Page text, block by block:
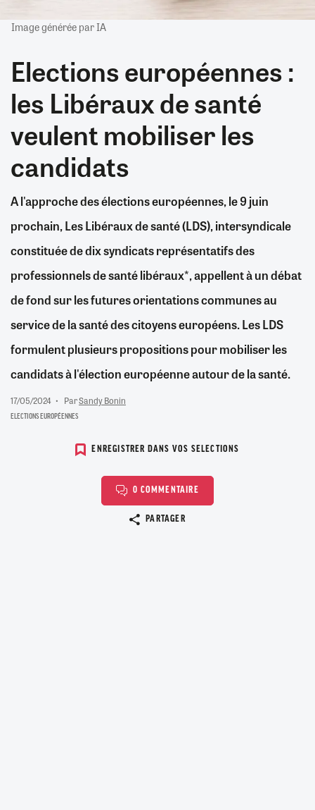
Image générée par IA
Elections européennes :
les Libéraux de santé
veulent mobiliser les
candidats
A l'approche des élections européennes, le 9 juin
prochain, Les Libéraux de santé (LDS), intersyndicale
constituée de dix syndicats représentatifs des
professionnels de santé libéraux*, appellent à un débat
de fond sur les futures orientations communes au
service de la santé des citoyens européens. Les LDS
formulent plusieurs propositions pour mobiliser les
candidats à l'élection européenne autour de la santé.
17/05/2024 ParSandy Bonin
ELECTIONS EUROPÉENNES
ENREGISTRER DANS VOS SELECTIONS
0 COMMENTAIRE
PARTAGER